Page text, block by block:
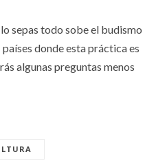
sepas todo sobe el budismo
países donde esta práctica es
algunas preguntas menos